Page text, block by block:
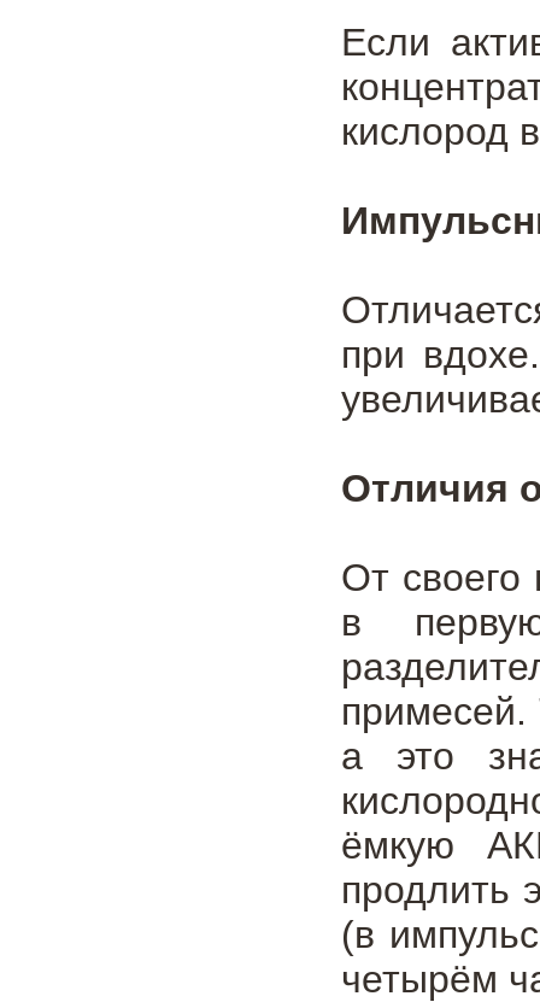
Если
кислород
при
Отличия
От своего
в
а это
ёмкую
продлить
(в
четырём